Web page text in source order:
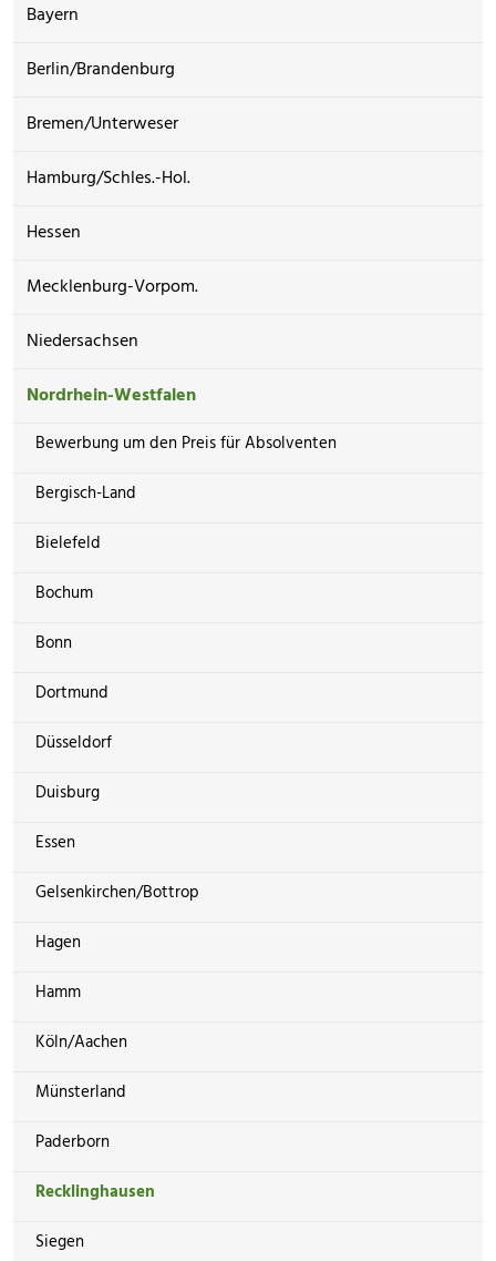
Bayern
Berlin/Brandenburg
Bremen/Unterweser
Hamburg/Schles.-Hol.
Hessen
Mecklenburg-Vorpom.
Niedersachsen
Nordrhein-Westfalen
Bewerbung um den Preis für Absolventen
Bergisch-Land
Bielefeld
Bochum
Bonn
Dortmund
Düsseldorf
Duisburg
Essen
Gelsenkirchen/Bottrop
Hagen
Hamm
Köln/Aachen
Münsterland
Paderborn
Recklinghausen
Siegen